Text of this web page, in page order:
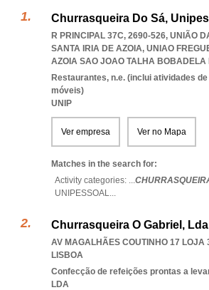
Churrasqueira Do Sá,
R PRINCIPAL 37C, 2690-526, UNIÃO
SANTA IRIA DE AZOIA, UNIAO
AZOIA SAO JOAO TALHA BOBADELA
Restaurantes, n.e. (inclui atividades
móveis)
UNIP
Ver empresa Ver no Mapa
Matches in the search for:
Activity categories: ...
UNIPESSOAL...
Churrasqueira O Gabriel, Lda
AV MAGALHÃES COUTINHO 17 LOJA
LISBOA
Confecção de refeições prontas a
LDA